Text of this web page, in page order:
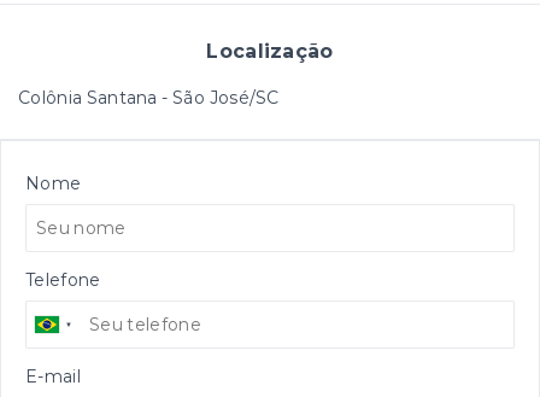
Localização
Colônia Santana - São José/SC
Nome
Telefone
E-mail